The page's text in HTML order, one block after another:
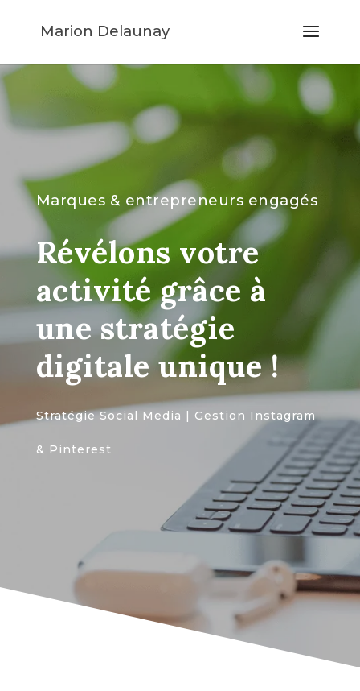
Marion Delaunay
Marques & entrepreneurs engagés
Révélons votre
activité grâce à
une stratégie
digitale unique !
Stratégie Social Media | Gestion Instagram
& Pinterest